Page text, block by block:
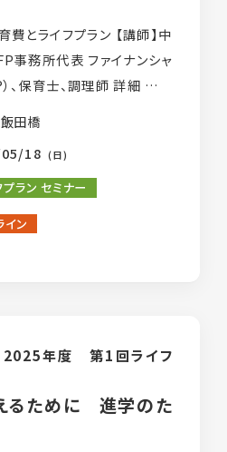
とライフプラン 【講師】中
務所代表 ファイナンシャ
、保育士、調理師 詳細 日時
田橋
18 (日)
プラン セミナー
イン
年度 第1回ライフ
るために 進学のた
』